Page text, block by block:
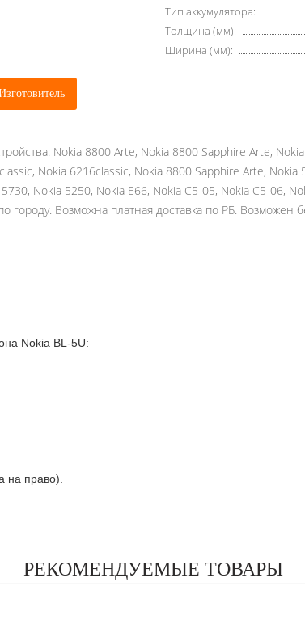
Тип аккумулятора:
Толщина (мм):
Ширина (мм):
Nokia 8800 Arte, Nokia 8800 Sapphire Arte,
Nokia 6216classic, Nokia 8800 Sapphire Arte,
Nokia 5250, Nokia E66, Nokia C5-05, Nokia C5-06,
городу. Возможна платная доставка по РБ. Возможен
Nokia BL-5U:
на право).
РЕКОМЕНДУЕМЫЕ ТОВАРЫ